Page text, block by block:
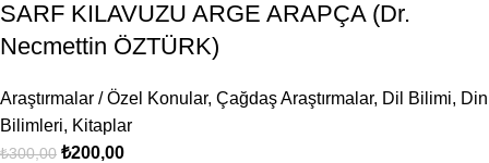
SARF KILAVUZU ARGE ARAPÇA (Dr.
Necmettin ÖZTÜRK)
Araştırmalar / Özel Konular, Çağdaş Araştırmalar, Dil Bilimi, Din
Bilimleri, Kitaplar
₺300,00 ₺200,00